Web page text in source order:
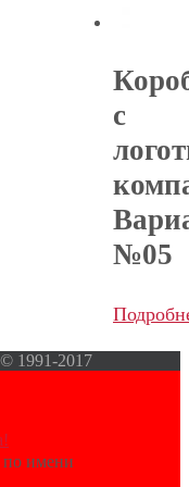
с
№05
1991-2017
по имени